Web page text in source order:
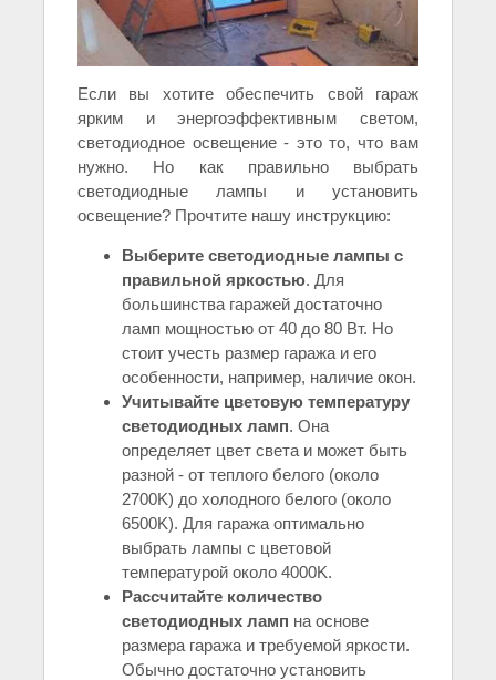
Если вы хотите обеспечить свой гараж
ярким и энергоэффективным светом,
светодиодное освещение - это то, что вам
нужно. Но как правильно выбрать
светодиодные лампы и установить
освещение? Прочтите нашу инструкцию:
Выберите светодиодные лампы с
правильной яркостью. Для
большинства гаражей достаточно
ламп мощностью от 40 до 80 Вт. Но
стоит учесть размер гаража и его
особенности, например, наличие окон.
Учитывайте цветовую температуру
светодиодных ламп. Она
определяет цвет света и может быть
разной - от теплого белого (около
2700K) до холодного белого (около
6500K). Для гаража оптимально
выбрать лампы с цветовой
температурой около 4000K.
Рассчитайте количество
светодиодных ламп на основе
размера гаража и требуемой яркости.
Обычно достаточно установить